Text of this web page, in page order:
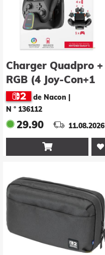
Charger Quadpro +
RGB (4 Joy-Con+1
Pro Controller) for
Nintendo Switch 2
(Nacon)
de Nacon
N ° 136112
29.90 11.08.2026
